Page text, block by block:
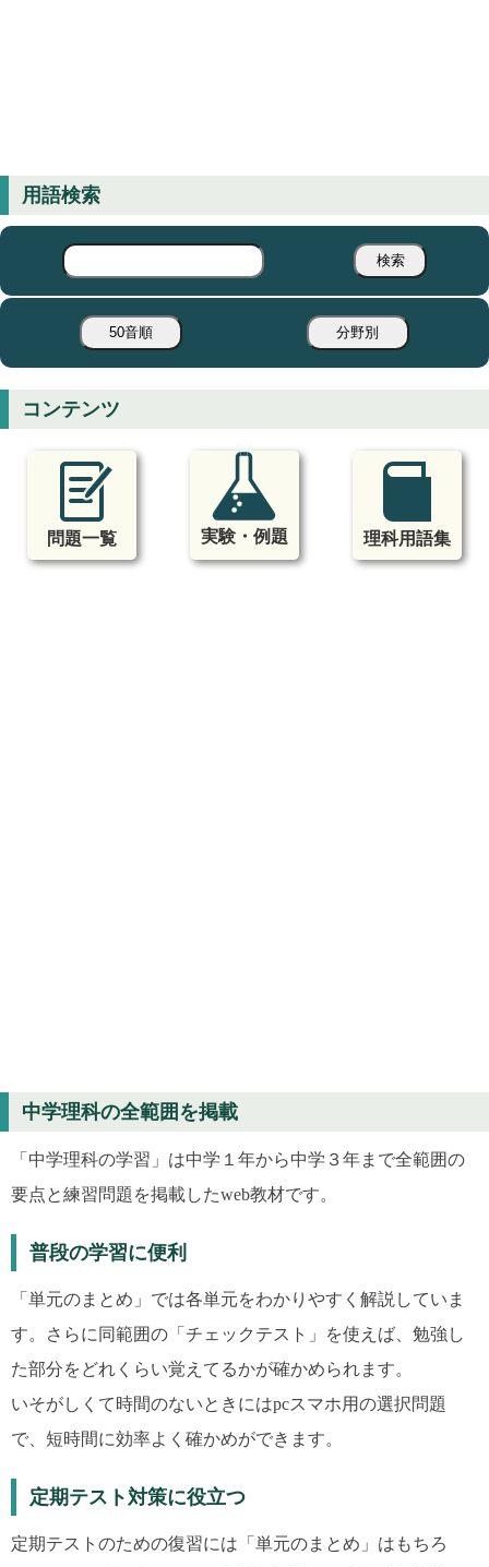
用語検索
検索
50音順 分野別
コンテンツ
問題一覧 実験・例題 理科用語集
中学理科の全範囲を掲載
「中学理科の学習」は中学１年から中学３年まで全範囲の
要点と練習問題を掲載したweb教材です。
普段の学習に便利
「単元のまとめ」では各単元をわかりやすく解説していま
す。さらに同範囲の「チェックテスト」を使えば、勉強し
た部分をどれくらい覚えてるかが確かめられます。
いそがしくて時間のないときにはpcスマホ用の選択問題
で、短時間に効率よく確かめができます。
定期テスト対策に役立つ
定期テストのための復習には「単元のまとめ」はもちろ